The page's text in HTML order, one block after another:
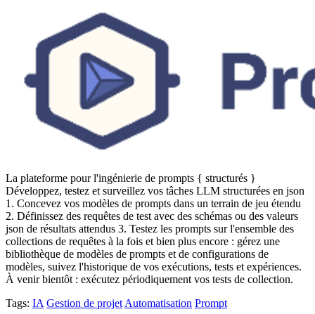
La plateforme pour l'ingénierie de prompts { structurés }
Développez, testez et surveillez vos tâches LLM structurées en json
1. Concevez vos modèles de prompts dans un terrain de jeu étendu
2. Définissez des requêtes de test avec des schémas ou des valeurs
json de résultats attendus 3. Testez les prompts sur l'ensemble des
collections de requêtes à la fois et bien plus encore : gérez une
bibliothèque de modèles de prompts et de configurations de
modèles, suivez l'historique de vos exécutions, tests et expériences.
À venir bientôt : exécutez périodiquement vos tests de collection.
Tags: IA Gestion de projet Automatisation Prompt